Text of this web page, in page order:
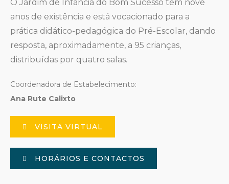
O Jardim de Infância do Bom Sucesso tem nove
anos de existência e está vocacionado para a
prática didático-pedagógica do Pré-Escolar, dando
resposta, aproximadamente, a 95 crianças,
distribuídas por quatro salas.
Coordenadora de Estabelecimento:
Ana Rute Calixto
VISITA VIRTUAL
HORÁRIOS E CONTACTOS